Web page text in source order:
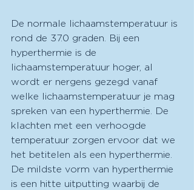
De normale lichaamstemperatuur is
rond de 37.0 graden. Bij een
hyperthermie is de
lichaamstemperatuur hoger, al
wordt er nergens gezegd vanaf
welke lichaamstemperatuur je mag
spreken van een hyperthermie. De
klachten met een verhoogde
temperatuur zorgen ervoor dat we
het betitelen als een hyperthermie.
De mildste vorm van hyperthermie
is een hitte uitputting waarbij de